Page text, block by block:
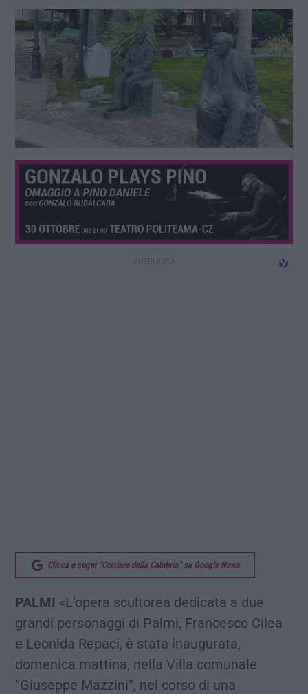
Clicca e segui “Corriere della Calabria” su Google News
PALMI «L’opera scultorea dedicata a due
grandi personaggi di Palmi, Francesco Cilea
e Leonida Repaci, è stata inaugurata,
domenica mattina, nella Villa comunale
“Giuseppe Mazzini”, nel corso di una